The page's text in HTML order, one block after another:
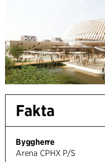
Fakta
Byggherre
Arena CPHX P/S